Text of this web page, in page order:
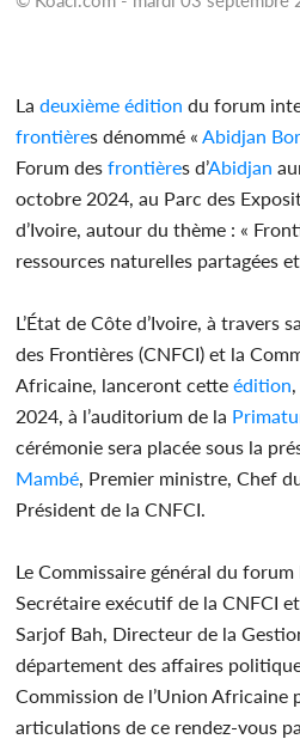
La deuxième édition du forum
frontières dénommé « Abidjan
Forum des frontières d’Abidjan
octobre 2024, au Parc des
d’Ivoire, autour du thème : «
ressources naturelles partagées
L’État de Côte d’Ivoire, à travers
des Frontières (CNFCI) et la
Africaine, lanceront cette édition
2024, à l’auditorium de la
cérémonie sera placée sous la
Mambé , Premier ministre, Chef
Président de la CNFCI.
Le Commissaire général du
Secrétaire exécutif de la CNFCI
Sarjof Bah, Directeur de la
département des affaires
Commission de l’Union Africaine
articulations de ce rendez-vous